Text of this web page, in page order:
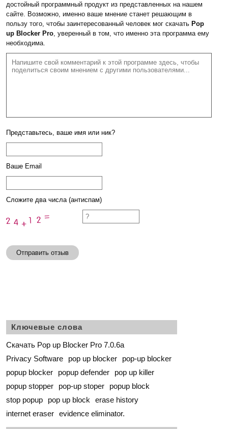
достойный программный продукт из представленных на нашем
сайте. Возможно, именно ваше мнение станет решающим в
пользу того, чтобы заинтересованный человек мог скачать Pop
up Blocker Pro, уверенный в том, что именно эта программа ему
необходима.
Представьтесь, ваше имя или ник?
Ваше Email
Сложите два числа (антиспам)
Отправить отзыв
Ключевые слова
Скачать Pop up Blocker Pro 7.0.6a
Privacy Software
pop up blocker
pop-up blocker
popup blocker
popup defender
pop up killer
popup stopper
pop-up stoper
popup block
stop popup
pop up block
erase history
internet eraser evidence eliminator.